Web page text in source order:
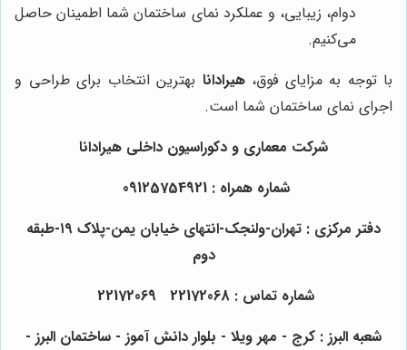
دوام، زیبایی، و عملکرد نمای ساختمان شما اطمینان حاصل
می‌کنیم.
با توجه به مزایای فوق،هیرادانا بهترین انتخاب برای طراحی و
اجرای نمای ساختمان شما است.
شرکت معماری و دکوراسیون داخلی هیرادانا
شماره همراه : 09125754921
دفتر مرکزی : تهران-ولنجک-انتهای خیابان یمن-پلاک ۱۹-طبقه
دوم
شماره تماس : 22172068 22172069
شعبه البرز : کرج - مهر ویلا - بلوار دانش آموز - ساختمان البرز -